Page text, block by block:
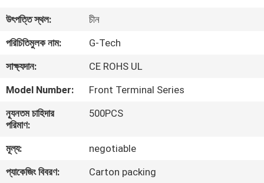
আমাদের
সম্বন্ধে
কারখানা
পরিদর্শন
নিয়ন্ত্রণ
উৎপত্তি স্থল:
চীন
পরিচিতিমুলক নাম:
G-Tech
সাক্ষ্যদান:
CE ROHS UL
Model Number:
Front Terminal Series
ন্যূনতম চাহিদার
পরিমাণ:
500PCS
মূল্য:
negotiable
প্যাকেজিং বিবরণ:
Carton packing